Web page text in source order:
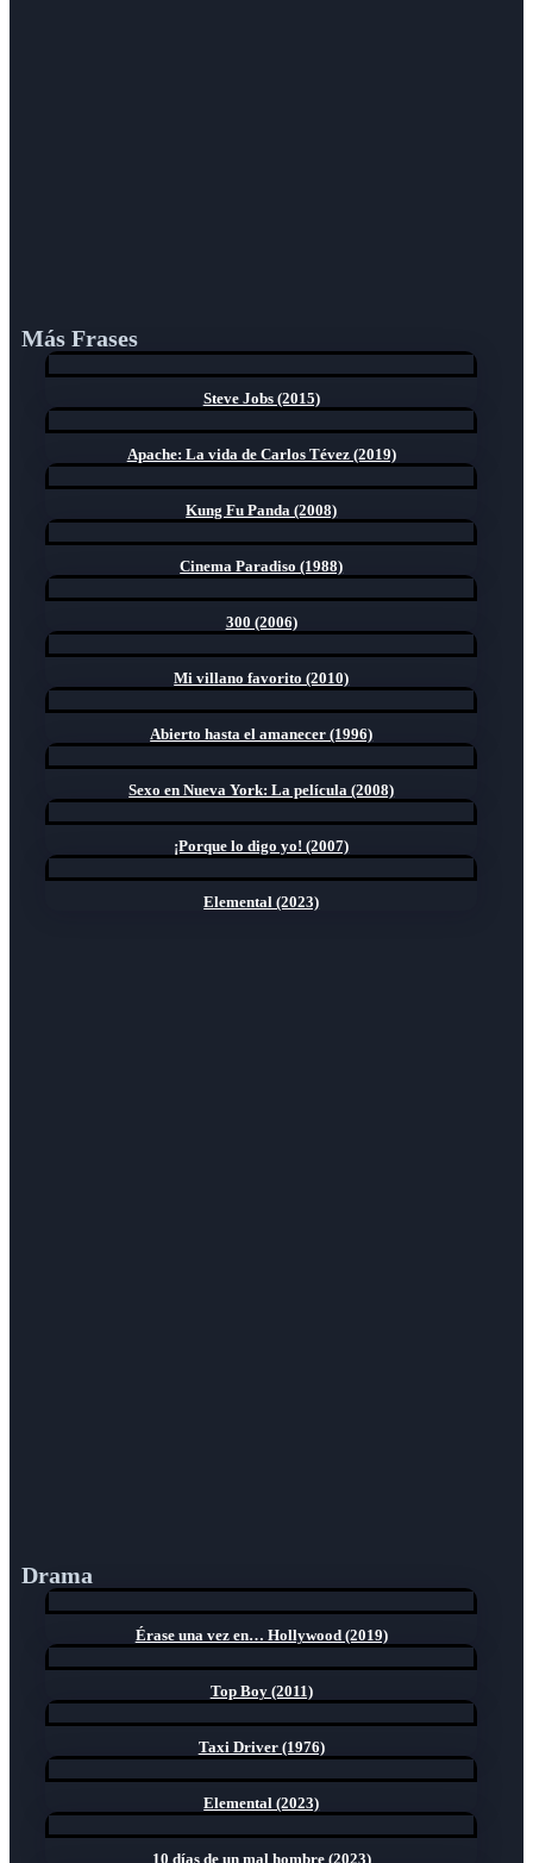
Más Frases
Steve Jobs (2015)
Apache: La vida de Carlos Tévez (2019)
Kung Fu Panda (2008)
Cinema Paradiso (1988)
300 (2006)
Mi villano favorito (2010)
Abierto hasta el amanecer (1996)
Sexo en Nueva York: La película (2008)
¡Porque lo digo yo! (2007)
Elemental (2023)
Drama
Érase una vez en… Hollywood (2019)
Top Boy (2011)
Taxi Driver (1976)
Elemental (2023)
10 días de un mal hombre (2023)